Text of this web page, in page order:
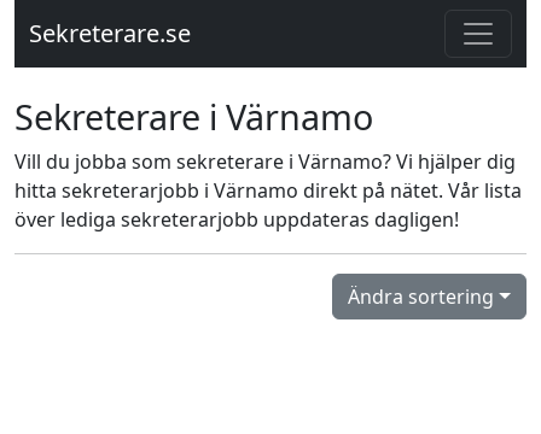
Sekreterare.se
Sekreterare i Värnamo
Vill du jobba som sekreterare i Värnamo? Vi hjälper dig
hitta sekreterarjobb i Värnamo direkt på nätet. Vår lista
över lediga sekreterarjobb uppdateras dagligen!
Ändra sortering